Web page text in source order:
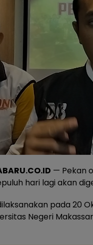
— Pekan
hari lagi akan
pada 20
Negeri